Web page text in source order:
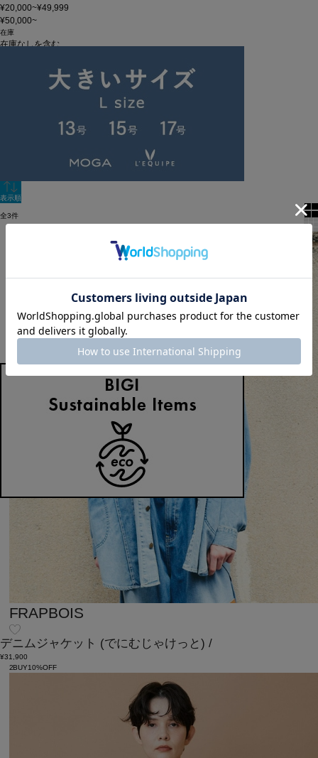
¥20,000~¥49,999
¥50,000~
在庫
在庫なしを含む
表示順
全3件
NEW
FRAPBOIS
デニムジャケット (でにむじゃけっと) /
¥31,900
2BUY10%OFF